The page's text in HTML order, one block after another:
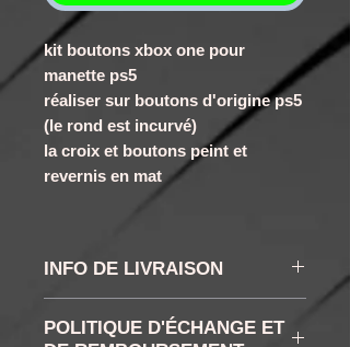
kit boutons xbox one pour
manette ps5
réaliser sur boutons d'origine ps5
(le rond est incurvé)
la croix et boutons peint et
revernis en mat
INFO DE LIVRAISON
les délais varient selon les
boutons choisi et selon
POLITIQUE D'ÉCHANGE ET